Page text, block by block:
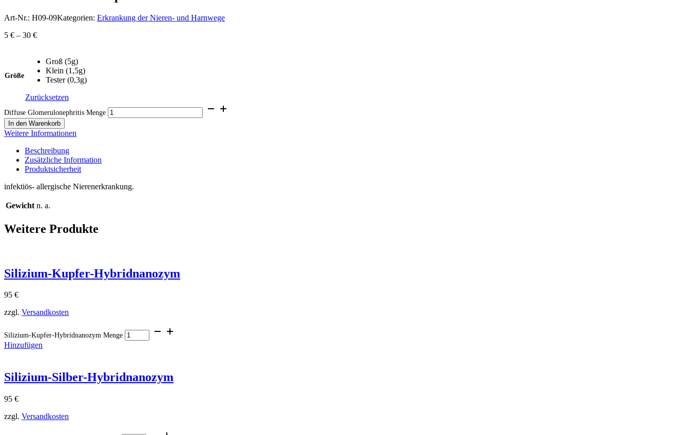
Art-Nr.: H09-09Kategorien: Erkrankung der Nieren- und Harnwege
5 € – 30 €
Größe
Groß (5g)
Klein (1,5g)
Tester (0,3g)
Zurücksetzen
Diffuse Glomerulonephritis Menge
In den Warenkorb
Weitere Informationen
Beschreibung
Zusätzliche Information
Produktsicherheit
infektiös- allergische Nierenerkrankung.
Gewicht n. a.
Weitere Produkte
Silizium-Kupfer-Hybridnanozym
95 €
zzgl. Versandkosten
Silizium-Kupfer-Hybridnanozym Menge
Hinzufügen
Silizium-Silber-Hybridnanozym
95 €
zzgl. Versandkosten